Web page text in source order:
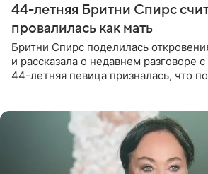
44-летняя Бритни Спирс
провалилась как мать
Бритни Спирс поделилась
и рассказала о недавнем разговоре
44-летняя певица призналась, что